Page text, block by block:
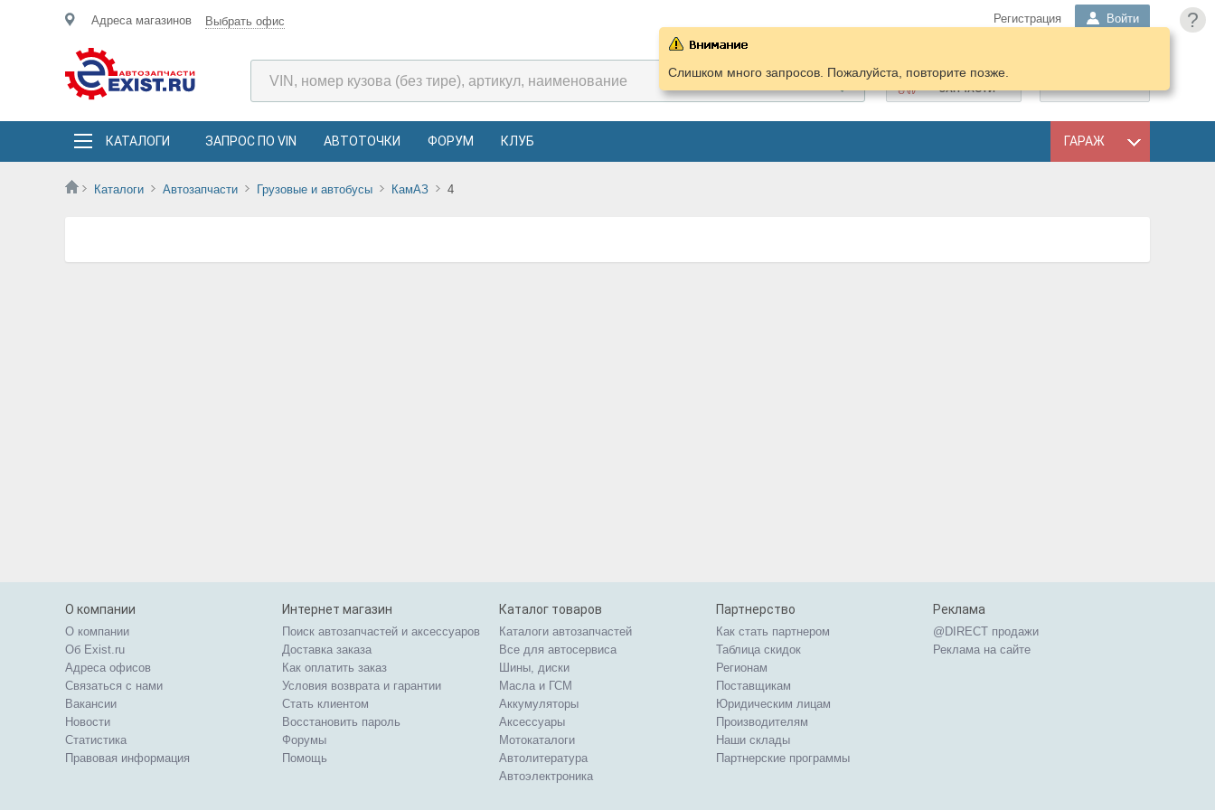
?
Адреса магазинов Выбрать офис Регистрация Войти
ПОДОБРАТЬ
ЗАПЧАСТИ
КАТАЛОГИ ЗАПРОС ПО VIN АВТОТОЧКИ ФОРУМ КЛУБ ГАРАЖ
Каталоги Автозапчасти Грузовые и автобусы КамАЗ 4
Слишком много запросов. Пожалуйста, повторите позже.
О компании
О компании
Об Exist.ru
Адреса офисов
Связаться с нами
Вакансии
Новости
Статистика
Правовая информация
Интернет магазин
Поиск автозапчастей и аксессуаров
Доставка заказа
Как оплатить заказ
Условия возврата и гарантии
Стать клиентом
Восстановить пароль
Форумы
Помощь
Каталог товаров
Каталоги автозапчастей
Все для автосервиса
Шины, диски
Масла и ГСМ
Аккумуляторы
Аксессуары
Мотокаталоги
Автолитература
Автоэлектроника
Партнерство
Как стать партнером
Таблица скидок
Регионам
Поставщикам
Юридическим лицам
Производителям
Наши склады
Партнерские программы
Реклама
@DIRECT продажи
Реклама на сайте